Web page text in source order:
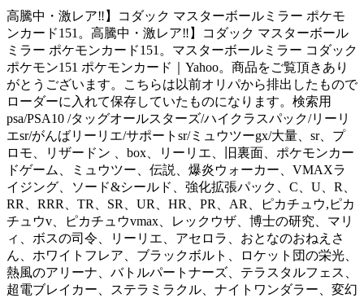
高騰中・激レア‼️】コダック マスターボールミラー ポケモ
ンカード151。高騰中・激レア‼️】コダック マスターボール
ミラー ポケモンカード151。マスターボールミラー コダック
ポケモン151 ポケモンカード｜Yahoo。商品をご覧頂きあり
がとうございます。こちらは以前オリパから排出したもので
ローダーに入れて保存していたものになります。検索用
psa/PSA10 /タッグオールスターズ/ハイクラスパック/リーリ
エsr/がんばリーリエ/サポートsr/ミュウツーgx/大量、sr、プ
ロモ、リザードン 、box、リーリエ、旧裏面、ポケモンカー
ドゲーム、ミュウツー、伝説、爆炎ウォーカー、VMAXラ
イジング、ソード&シールド、強化拡張パック、C、U、R、
RR、RRR、TR、SR、UR、HR、PR、AR、ピカチュウ,ピカ
チュウv、ピカチュウvmax、レックウザ、博士の研究、マリ
ィ、ボスの司令、リーリエ、アセロラ、おとなのおねえさ
ん、ホワイトフレア、ブラックボルト、ロケット団の栄光、
熱風のアリーナ、バトルパートナーズ、テラスタルフェス、
超電ブレイカー、ステラミラクル、ナイトワンダラー、変幻